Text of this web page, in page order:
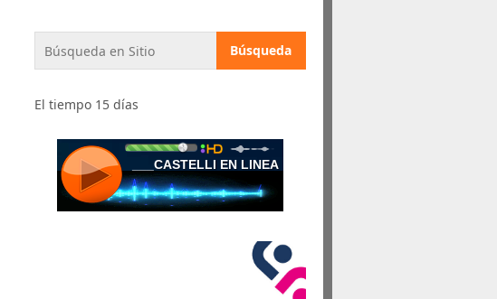
El tiempo 15 días